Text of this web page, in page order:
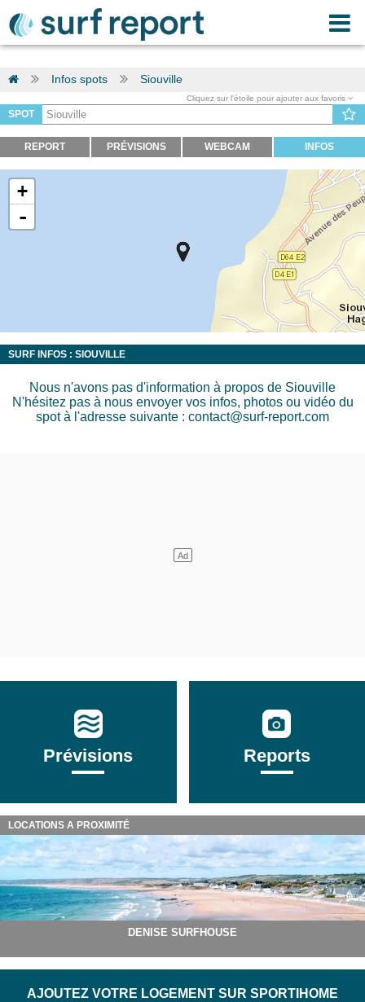
Infos spots Siouville
Cliquez sur l'étoile pour ajouter aux favoris
SPOT
REPORT PRÉVISIONS WEBCAM INFOS
+
-
SURF INFOS : SIOUVILLE
Nous n'avons pas d'information à propos de Siouville
N'hésitez pas à nous envoyer vos infos, photos ou vidéo du
spot à l'adresse suivante : contact@surf-report.com
Prévisions Reports
LOCATIONS A PROXIMITÉ
DENISE SURFHOUSE
AJOUTEZ VOTRE LOGEMENT SUR SPORTIHOME